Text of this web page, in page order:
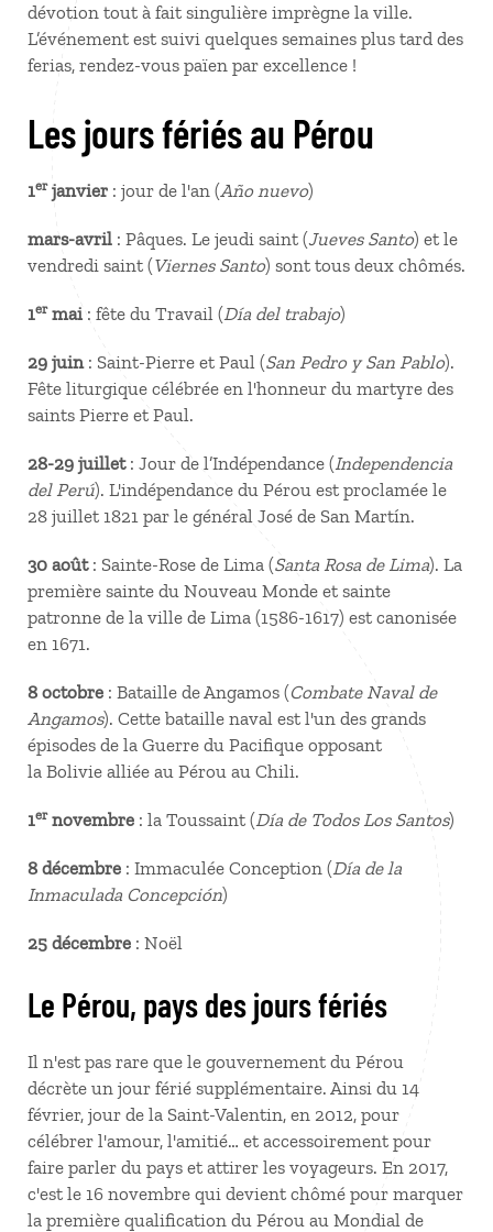
dévotion tout à fait singulière imprègne la ville.
L’événement est suivi quelques semaines plus tard des
ferias, rendez-vous païen par excellence !
Les jours fériés au Pérou
1erjanvier : jour de l'an (Año nuevo)
mars-avril : Pâques. Le jeudi saint (Jueves Santo) et le
vendredi saint (Viernes Santo) sont tous deux chômés.
1ermai : fête du Travail (Día del trabajo)
29 juin: Saint-Pierre et Paul (San Pedro y San Pablo).
Fête liturgique célébrée en l'honneur du martyre des
saints Pierre et Paul.
28-29 juillet: Jour de l’Indépendance (Independencia
del Perú). L'indépendance du Pérou est proclamée le
28 juillet 1821 par le général José de San Martín.
30 août: Sainte-Rose de Lima (Santa Rosa de Lima). La
première sainte du Nouveau Monde et sainte
patronne de la ville de Lima (1586-1617) est canonisée
en 1671.
8 octobre : Bataille de Angamos (Combate Naval de
Angamos). Cette bataille naval est l'un des grands
épisodes de la Guerre du Pacifique opposant
la Bolivie alliée au Pérou au Chili.
1ernovembre : la Toussaint (Día de Todos Los Santos)
8 décembre : Immaculée Conception (Día de la
Inmaculada Concepción)
25 décembre : Noël
Le Pérou, pays des jours fériés
Il n'est pas rare que le gouvernement du Pérou
décrète un jour férié supplémentaire. Ainsi du 14
février, jour de la Saint-Valentin, en 2012, pour
célébrer l'amour, l'amitié… et accessoirement pour
faire parler du pays et attirer les voyageurs. En 2017,
c'est le 16 novembre qui devient chômé pour marquer
la première qualification du Pérou au Mondial de